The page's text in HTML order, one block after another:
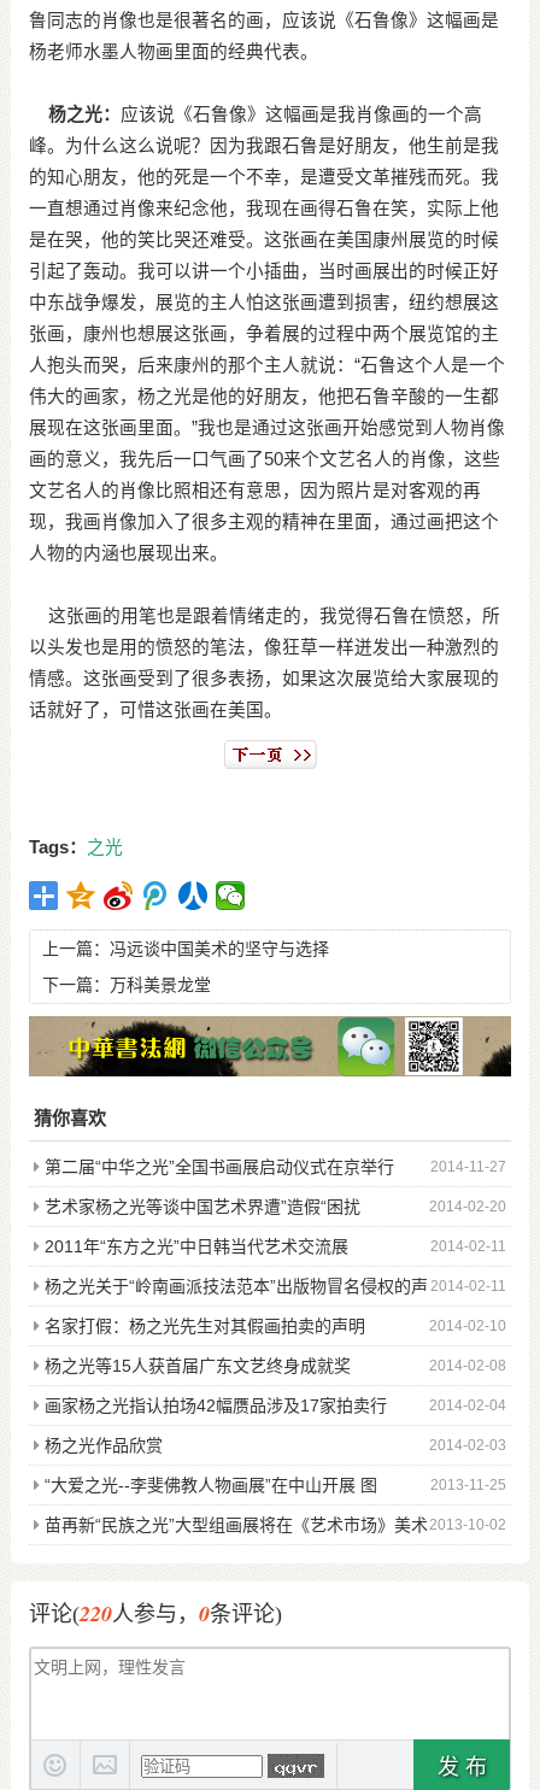
鲁同志的肖像也是很著名的画，应该说《石鲁像》这幅画是
杨老师水墨人物画里面的经典代表。
杨之光： 应该说《石鲁像》这幅画是我肖像画的一个高
峰。为什么这么说呢？因为我跟石鲁是好朋友，他生前是我
的知心朋友，他的死是一个不幸，是遭受文革摧残而死。我
一直想通过肖像来纪念他，我现在画得石鲁在笑，实际上他
是在哭，他的笑比哭还难受。这张画在美国康州展览的时候
引起了轰动。我可以讲一个小插曲，当时画展出的时候正好
中东战争爆发，展览的主人怕这张画遭到损害，纽约想展这
张画，康州也想展这张画，争着展的过程中两个展览馆的主
人抱头而哭，后来康州的那个主人就说：“石鲁这个人是一个
伟大的画家，杨之光是他的好朋友，他把石鲁辛酸的一生都
展现在这张画里面。”我也是通过这张画开始感觉到人物肖像
画的意义，我先后一口气画了50来个文艺名人的肖像，这些
文艺名人的肖像比照相还有意思，因为照片是对客观的再
现，我画肖像加入了很多主观的精神在里面，通过画把这个
人物的内涵也展现出来。
这张画的用笔也是跟着情绪走的，我觉得石鲁在愤怒，所
以头发也是用的愤怒的笔法，像狂草一样迸发出一种激烈的
情感。这张画受到了很多表扬，如果这次展览给大家展现的
话就好了，可惜这张画在美国。
Tags： 之光
上一篇： 冯远谈中国美术的坚守与选择
下一篇： 万科美景龙堂
猜你喜欢
2014-11-27
第二届“中华之光”全国书画展启动仪式在京举行
2014-02-20
艺术家杨之光等谈中国艺术界遭”造假“困扰
2014-02-11
2011年“东方之光”中日韩当代艺术交流展
2014-02-11
杨之光关于“岭南画派技法范本”出版物冒名侵权的声
明
2014-02-10
名家打假：杨之光先生对其假画拍卖的声明
2014-02-08
杨之光等15人获首届广东文艺终身成就奖
2014-02-04
画家杨之光指认拍场42幅赝品涉及17家拍卖行
2014-02-03
杨之光作品欣赏
2013-11-25
“大爱之光--李斐佛教人物画展”在中山开展 图
2013-10-02
苗再新“民族之光”大型组画展将在《艺术市场》美术
评论(220人参与， 0条评论)
发 布